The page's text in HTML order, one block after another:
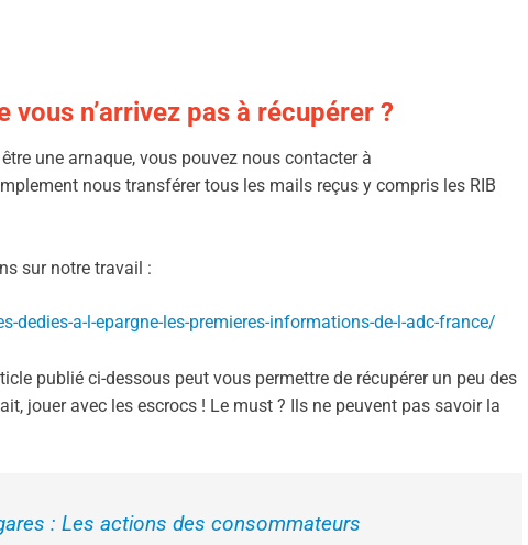
n’arrivez pas à récupérer ?
une arnaque, vous pouvez nous contacter à
nous transférer tous les mails reçus y compris les RIB
sur notre travail :
a-l-epargne-les-premieres-informations-de-l-adc-france/
publié ci-dessous peut vous permettre de récupérer un peu des
jouer avec les escrocs ! Le must ? Ils ne peuvent pas savoir la
: Les actions des consommateurs